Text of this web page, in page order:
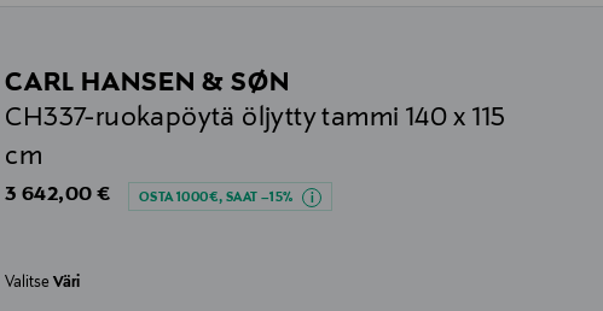
CARL HANSEN & SØN
CH337-ruokapöytä öljytty tammi 140 x 115
cm
Original Price
3 642,00 € OSTA 1000€, SAAT –15%
ValitseVäri